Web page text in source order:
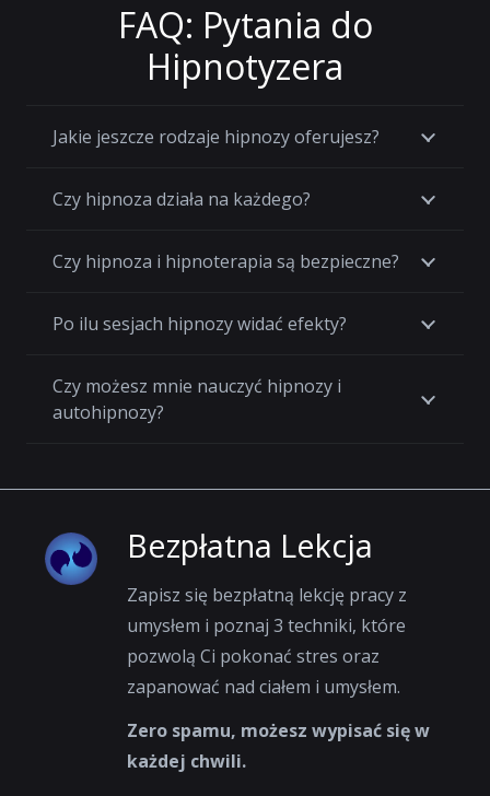
FAQ: Pytania do
Hipnotyzera
Jakie jeszcze rodzaje hipnozy oferujesz?
Czy hipnoza działa na każdego?
Czy hipnoza i hipnoterapia są bezpieczne?
Po ilu sesjach hipnozy widać efekty?
Czy możesz mnie nauczyć hipnozy i
autohipnozy?
Bezpłatna Lekcja
Zapisz się bezpłatną lekcję pracy z
umysłem i poznaj 3 techniki, które
pozwolą Ci pokonać stres oraz
zapanować nad ciałem i umysłem.
Zero spamu, możesz wypisać się w
każdej chwili.